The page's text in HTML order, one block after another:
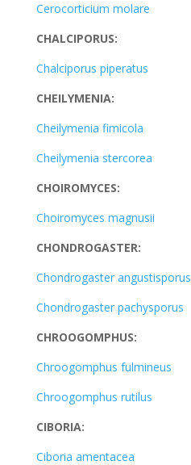
Cerocorticium molare
CHALCIPORUS:
Chalciporus piperatus
CHEILYMENIA:
Cheilymenia fimicola
Cheilymenia stercorea
CHOIROMYCES:
Choiromyces magnusii
CHONDROGASTER:
Chondrogaster angustisporus
Chondrogaster pachysporus
CHROOGOMPHUS:
Chroogomphus fulmineus
Chroogomphus rutilus
CIBORIA:
Ciboria amentacea